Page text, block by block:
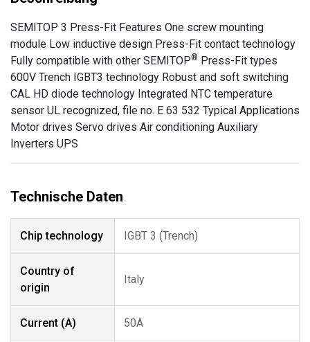
SEMITOP 3 Press-Fit Features One screw mounting
module Low inductive design Press-Fit contact technology
Fully compatible with other SEMITOP® Press-Fit types
600V Trench IGBT3 technology Robust and soft switching
CAL HD diode technology Integrated NTC temperature
sensor UL recognized, file no. E 63 532 Typical Applications
Motor drives Servo drives Air conditioning Auxiliary
Inverters UPS
Chip technology IGBT 3 (Trench)
Country of
origin
Italy
Current (A) 50A